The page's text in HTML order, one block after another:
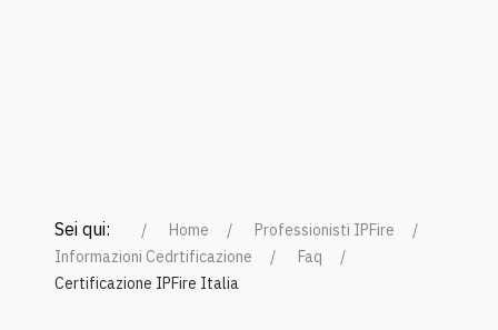
Sei qui: Home
Professionisti IPFire
Informazioni Cedrtificazione
Faq
Certificazione IPFire Italia